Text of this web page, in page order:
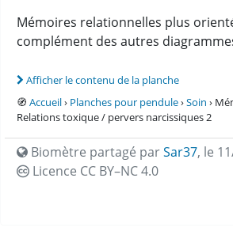
Mémoires relationnelles plus
complément des autres
Afficher le contenu de la planche
🧭 Accueil› Planches pour pendule›Soin ›
Relations toxique / pervers narcissiques 2
Biomètre partagé parSar37, le
Licence CC BY–NC 4.0